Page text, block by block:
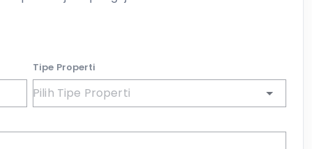
Tipe Properti